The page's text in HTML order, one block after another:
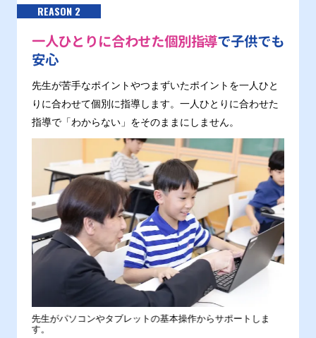
REASON 2
一人ひとりに合わせた個別指導で子供でも
安心
先生が苦手なポイントやつまずいたポイントを一人ひと
りに合わせて個別に指導します。一人ひとりに合わせた
指導で「わからない」をそのままにしません。
先生がパソコンやタブレットの基本操作からサポートしま
す。